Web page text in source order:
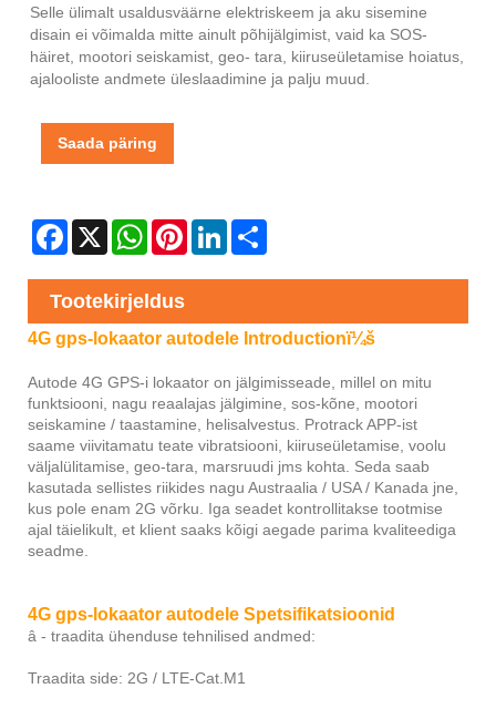
Selle ülimalt usaldusväärne elektriskeem ja aku sisemine
disain ei võimalda mitte ainult põhijälgimist, vaid ka SOS-
häiret, mootori seiskamist, geo- tara, kiiruseületamise hoiatus,
ajalooliste andmete üleslaadimine ja palju muud.
Saada päring
Facebook
X WhatsAppPinterestLinkedIn
Tootekirjeldus
4G gps-lokaator autodele Introductionï¼š
Autode 4G GPS-i lokaator on jälgimisseade, millel on mitu
funktsiooni, nagu reaalajas jälgimine, sos-kõne, mootori
seiskamine / taastamine, helisalvestus. Protrack APP-ist
saame viivitamatu teate vibratsiooni, kiiruseületamise, voolu
väljalülitamise, geo-tara, marsruudi jms kohta. Seda saab
kasutada sellistes riikides nagu Austraalia / USA / Kanada jne,
kus pole enam 2G võrku. Iga seadet kontrollitakse tootmise
ajal täielikult, et klient saaks kõigi aegade parima kvaliteediga
seadme.
4G gps-lokaator autodele Spetsifikatsioonid
â - traadita ühenduse tehnilised andmed:
Traadita side: 2G / LTE-Cat.M1